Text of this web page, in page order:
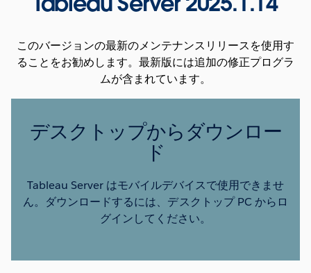
このバージョンの最新のメンテナンスリリースを使用す
ることをお勧めします。最新版には追加の修正プログラ
ムが含まれています。
デスクトップからダウンロー
ド
Tableau Server はモバイルデバイスで使用できませ
ん。ダウンロードするには、デスクトップ PC からロ
グインしてください。